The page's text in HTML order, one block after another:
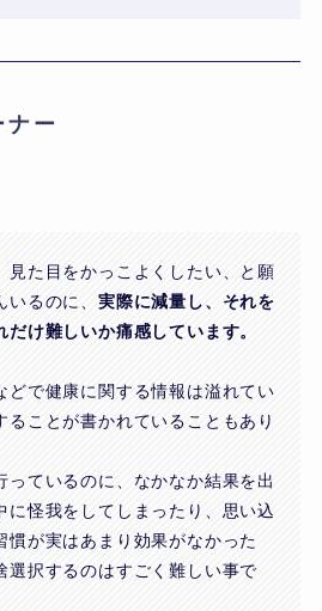
ー
見た目をかっこよくしたい、と願
いるのに、実際に減量し、それを
け難しいか痛感しています。
どで健康に関する情報は溢れてい
ることが書かれていることもあり
っているのに、なかなか結果を出
に怪我をしてしまったり、思い込
慣が実はあまり効果がなかった
選択するのはすごく難しい事で